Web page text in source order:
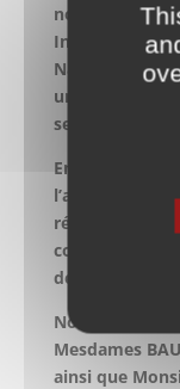
notamment du
Interministériel
Nationale des
un référentiel
secteur
Enfin,
l’archivage
concrètes
dématérialisés.
Nous tenons à
Mesdames
ainsi que